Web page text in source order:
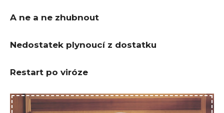
A ne a ne zhubnout
Nedostatek plynoucí z dostatku
Restart po viróze